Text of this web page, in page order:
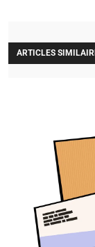
ARTICLES